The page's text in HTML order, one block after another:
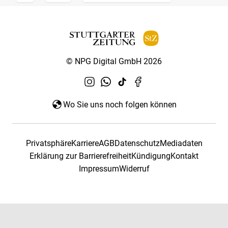
© NPG Digital GmbH 2026
Wo Sie uns noch folgen können
PrivatsphäreKarriereAGBDatenschutzMediadaten
Erklärung zur BarrierefreiheitKündigungKontakt
ImpressumWiderruf